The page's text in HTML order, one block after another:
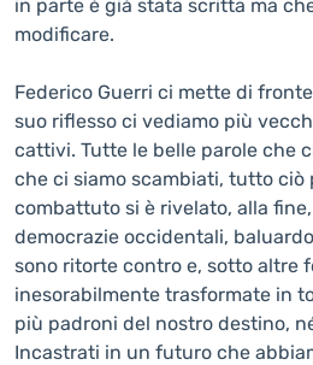
in parte è già stata scritta ma
modificare.
Federico Guerri ci mette di
suo riflesso ci vediamo più
cattivi. Tutte le belle parole che
che ci siamo scambiati, tutto ciò
combattuto si è rivelato, alla
democrazie occidentali,
sono ritorte contro e, sotto altre
inesorabilmente trasformate in
più padroni del nostro destino,
Incastrati in un futuro che